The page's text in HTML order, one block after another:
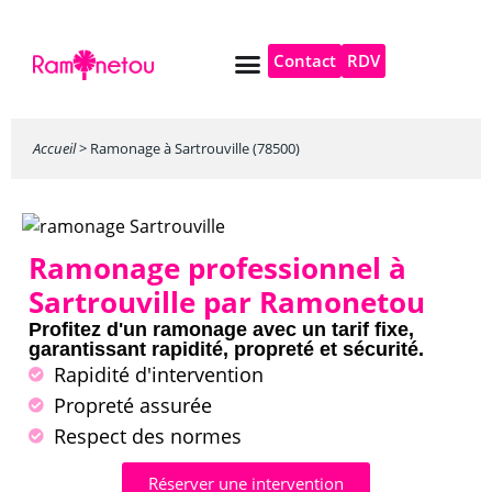
Contact RDV
Accueil> Ramonage à Sartrouville (78500)
Ramonage professionnel à
Sartrouville par Ramonetou
Profitez d'un ramonage avec un tarif fixe,
garantissant rapidité, propreté et sécurité.
Rapidité d'intervention
Propreté assurée
Respect des normes
Réserver une intervention